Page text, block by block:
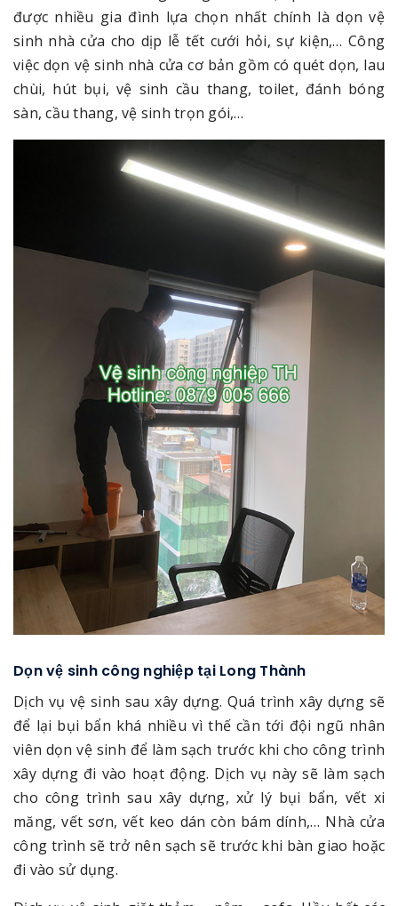
được nhiều gia đình lựa chọn nhất chính là dọn vệ
sinh nhà cửa cho dịp lễ tết cưới hỏi, sự kiện,… Công
việc dọn vệ sinh nhà cửa cơ bản gồm có quét dọn, lau
chùi, hút bụi, vệ sinh cầu thang, toilet, đánh bóng
sàn, cầu thang, vệ sinh trọn gói,…
Dọn vệ sinh công nghiệp tại Long Thành
Dịch vụ vệ sinh sau xây dựng. Quá trình xây dựng sẽ
để lại bụi bẩn khá nhiều vì thế cần tới đội ngũ nhân
viên dọn vệ sinh để làm sạch trước khi cho công trình
xây dựng đi vào hoạt động. Dịch vụ này sẽ làm sạch
cho công trình sau xây dựng, xử lý bụi bẩn, vết xi
măng, vết sơn, vết keo dán còn bám dính,… Nhà cửa
công trình sẽ trở nên sạch sẽ trước khi bàn giao hoặc
đi vào sử dụng.